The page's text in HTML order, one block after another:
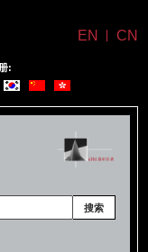
:
EN CN
搜索